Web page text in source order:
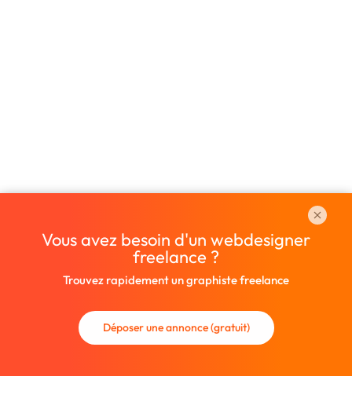
Vous avez besoin d'un webdesigner
freelance ?
Trouvez rapidement un graphiste freelance
Déposer une annonce (gratuit)